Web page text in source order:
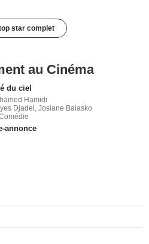
star complet
au Cinéma
du ciel
Hamidi
Djadel, Josiane Balasko
annonce